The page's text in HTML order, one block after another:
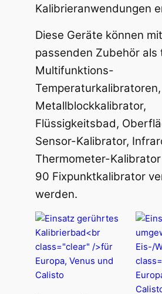
Kalibrieranwendungen
Diese Geräte können
passenden Zubehör als
Multifunktions-
Temperaturkalibratoren,
Metallblockkalibrator,
Flüssigkeitsbad,
Sensor-Kalibrator,
Thermometer-
90 Fixpunktkalibrator
werden.